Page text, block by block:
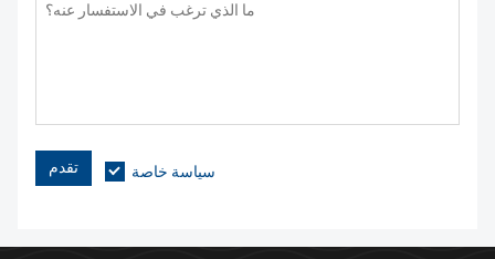
تقدم سياسة خاصة